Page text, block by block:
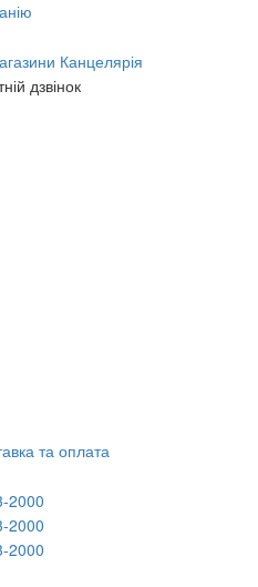
Канцелярія
дзвінок
та оплата
2000
2000
2000